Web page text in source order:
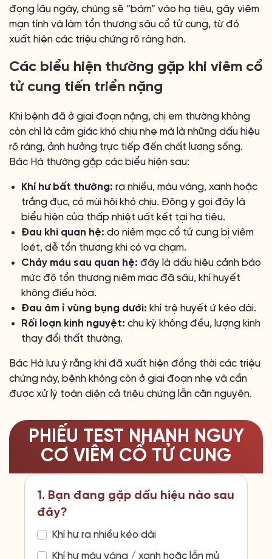
đọng lâu ngày, chúng sẽ “bám” vào hạ tiêu, gây viêm
mạn tính và làm tổn thương sâu cổ tử cung, từ đó
xuất hiện các triệu chứng rõ ràng hơn.
Các biểu hiện thường gặp khi viêm cổ
tử cung tiến triển nặng
Khi bệnh đã ở giai đoạn nặng, chị em thường không
còn chỉ là cảm giác khó chịu nhẹ mà là những dấu hiệu
rõ ràng, ảnh hưởng trực tiếp đến chất lượng sống.
Bác Hà thường gặp các biểu hiện sau:
Khí hư bất thường: ra nhiều, màu vàng, xanh hoặc
trắng đục, có mùi hôi khó chịu. Đông y gọi đây là
biểu hiện của thấp nhiệt uất kết tại hạ tiêu.
Đau khi quan hệ: do niêm mạc cổ tử cung bị viêm
loét, dễ tổn thương khi có va chạm.
Chảy máu sau quan hệ: đây là dấu hiệu cảnh báo
mức độ tổn thương niêm mạc đã sâu, khí huyết
không điều hòa.
Đau âm ỉ vùng bụng dưới: khí trệ huyết ứ kéo dài.
Rối loạn kinh nguyệt: chu kỳ không đều, lượng kinh
thay đổi thất thường.
Bác Hà lưu ý rằng khi đã xuất hiện đồng thời các triệu
chứng này, bệnh không còn ở giai đoạn nhẹ và cần
được xử lý toàn diện cả triệu chứng lẫn căn nguyên.
PHIẾU TEST NHANH NGUY
CƠ VIÊM CỔ TỬ CUNG
1. Bạn đang gặp dấu hiệu nào sau
đây?
Khí hư ra nhiều kéo dài
Khí hư màu vàng / xanh hoặc lẫn mủ